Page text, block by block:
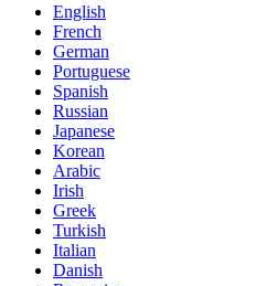
English
French
German
Portuguese
Spanish
Russian
Japanese
Korean
Arabic
Irish
Greek
Turkish
Italian
Danish